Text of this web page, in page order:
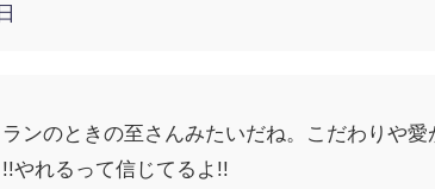
ンのときの至さんみたいだね。こだわりや
やれるって信じてるよ!!